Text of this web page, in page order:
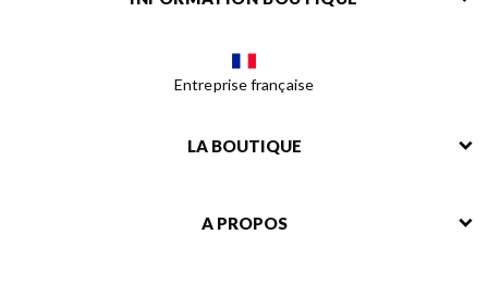
Entreprise française
LA BOUTIQUE
A PROPOS